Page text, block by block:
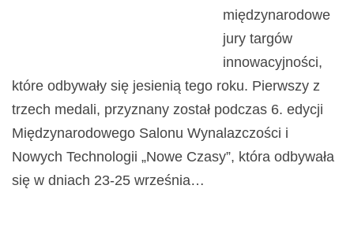
międzynarodowe
jury targów
innowacyjności,
które odbywały się jesienią tego roku. Pierwszy z
trzech medali, przyznany został podczas 6. edycji
Międzynarodowego Salonu Wynalazczości i
Nowych Technologii „Nowe Czasy”, która odbywała
się w dniach 23-25 września…